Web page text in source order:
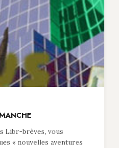
Libr-brèves, vous
« nouvelles aventures